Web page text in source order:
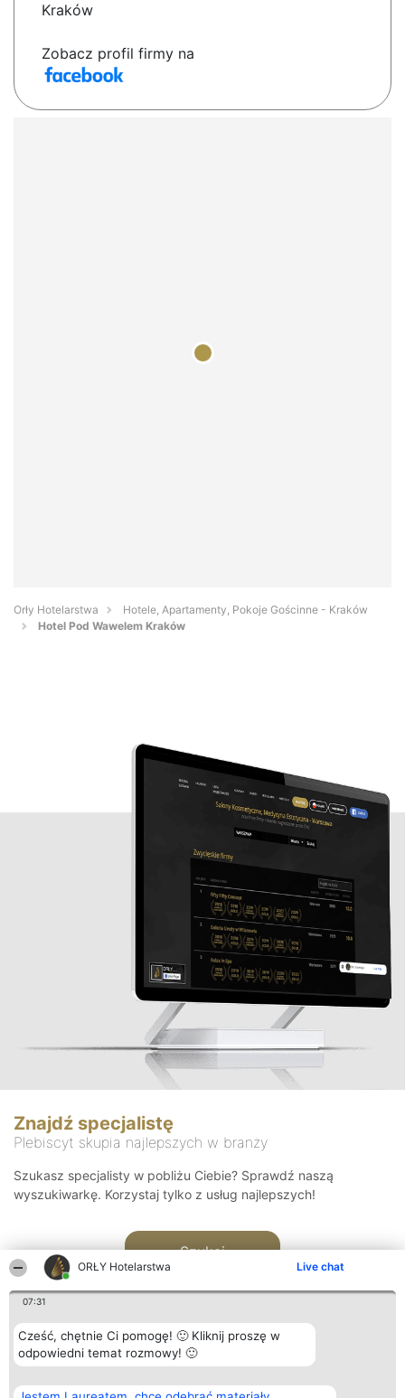
ORŁY Hotelarstwa Live chat
07:31
Cześć, chętnie Ci pomogę! 🙂 Kliknij proszę w
odpowiedni temat rozmowy! 🙂
Kraków
Zobacz profil firmy na
Orły Hotelarstwa
Hotele, Apartamenty, Pokoje Gościnne - Kraków
Hotel Pod Wawelem Kraków
Znajdź specjalistę
Plebiscyt skupia najlepszych w branży
Szukasz specjalisty w pobliżu Ciebie? Sprawdź naszą
wyszukiwarkę. Korzystaj tylko z usług najlepszych!
Szukaj
Organizator plebiscytu Plebiscyt Kontakt